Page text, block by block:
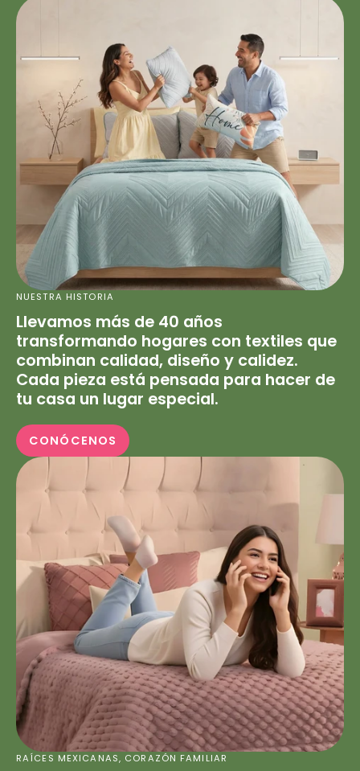
NUESTRA HISTORIA
Llevamos más de 40 años
transformando hogares con textiles que
combinan calidad, diseño y calidez.
Cada pieza está pensada para hacer de
tu casa un lugar especial.
CONÓCENOS
RAÍCES MEXICANAS, CORAZÓN FAMILIAR